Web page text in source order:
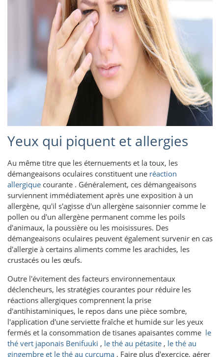
Yeux qui piquent et allergies
Au même titre que les éternuements et la toux, les
démangeaisons oculaires constituent une réaction
allergique courante . Généralement, ces démangeaisons
surviennent immédiatement après une exposition à un
allergène, qu'il s'agisse d'un allergène saisonnier comme le
pollen ou d'un allergène permanent comme les poils
d'animaux, la poussière ou les moisissures. Des
démangeaisons oculaires peuvent également survenir en cas
d'allergie à certains aliments comme les arachides, les
crustacés ou les œufs.
Outre l'évitement des facteurs environnementaux
déclencheurs, les stratégies courantes pour réduire les
réactions allergiques comprennent la prise
d'antihistaminiques, le repos dans une pièce sombre,
l'application d'une serviette fraîche et humide sur les yeux
fermés et la consommation de tisanes apaisantes comme le
thé vert japonais Benifuuki , le thé au pétasite , le thé au
gingembre et le thé au curcuma . Faire plus d'exercice, aérer